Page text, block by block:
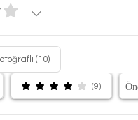
(10)
(9)